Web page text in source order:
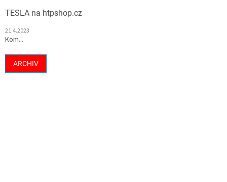
TESLA na htpshop.cz
21.4.2023
Kom...
ARCHIV